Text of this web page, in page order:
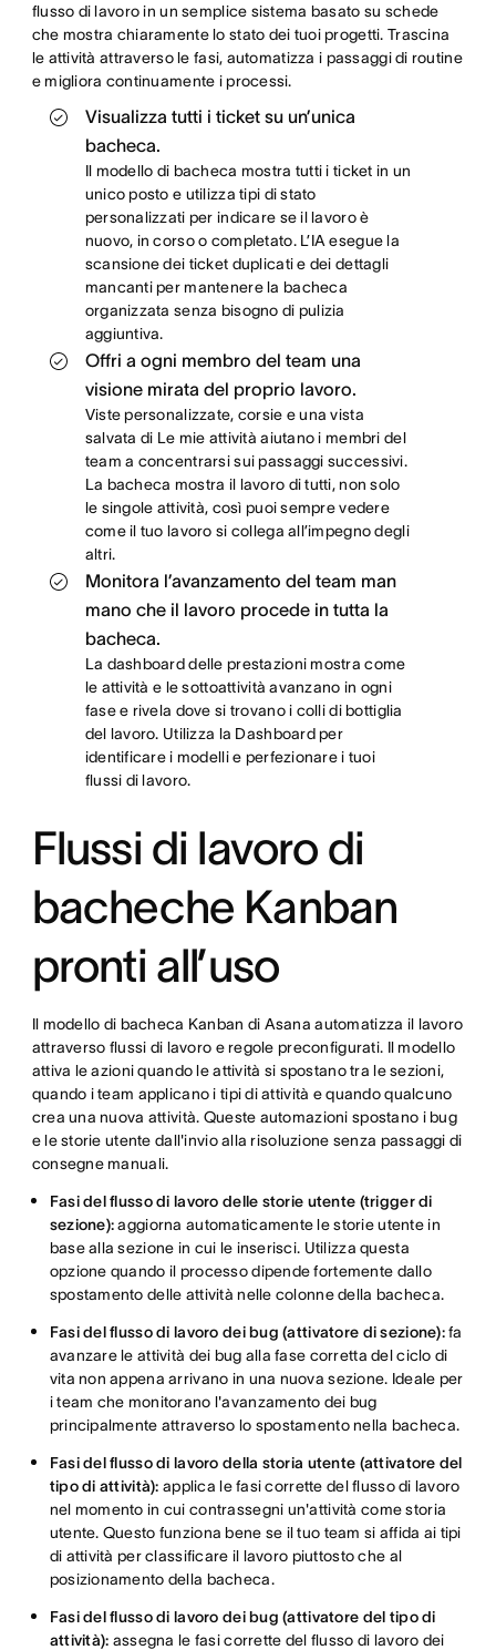
flusso di lavoro in un semplice sistema basato su schede
che mostra chiaramente lo stato dei tuoi progetti. Trascina
le attività attraverso le fasi, automatizza i passaggi di routine
e migliora continuamente i processi.
Visualizza tutti i ticket su un’unica
bacheca.
Il modello di bacheca mostra tutti i ticket in un
unico posto e utilizza tipi di stato
personalizzati per indicare se il lavoro è
nuovo, in corso o completato. L’IA esegue la
scansione dei ticket duplicati e dei dettagli
mancanti per mantenere la bacheca
organizzata senza bisogno di pulizia
aggiuntiva.
Offri a ogni membro del team una
visione mirata del proprio lavoro.
Viste personalizzate, corsie e una vista
salvata di Le mie attività aiutano i membri del
team a concentrarsi sui passaggi successivi.
La bacheca mostra il lavoro di tutti, non solo
le singole attività, così puoi sempre vedere
come il tuo lavoro si collega all’impegno degli
altri.
Monitora l’avanzamento del team man
mano che il lavoro procede in tutta la
bacheca.
La dashboard delle prestazioni mostra come
le attività e le sottoattività avanzano in ogni
fase e rivela dove si trovano i colli di bottiglia
del lavoro. Utilizza la Dashboard per
identificare i modelli e perfezionare i tuoi
flussi di lavoro.
Flussi di lavoro di
bacheche Kanban
pronti all’uso
Il modello di bacheca Kanban di Asana automatizza il lavoro
attraverso flussi di lavoro e regole preconfigurati. Il modello
attiva le azioni quando le attività si spostano tra le sezioni,
quando i team applicano i tipi di attività e quando qualcuno
crea una nuova attività. Queste automazioni spostano i bug
e le storie utente dall'invio alla risoluzione senza passaggi di
consegne manuali.
Fasi del flusso di lavoro delle storie utente (trigger di
sezione):aggiorna automaticamente le storie utente in
base alla sezione in cui le inserisci. Utilizza questa
opzione quando il processo dipende fortemente dallo
spostamento delle attività nelle colonne della bacheca.
Fasi del flusso di lavoro dei bug (attivatore di sezione):fa
avanzare le attività dei bug alla fase corretta del ciclo di
vita non appena arrivano in una nuova sezione. Ideale per
i team che monitorano l'avanzamento dei bug
principalmente attraverso lo spostamento nella bacheca.
Fasi del flusso di lavoro della storia utente (attivatore del
tipo di attività): applica le fasi corrette del flusso di lavoro
nel momento in cui contrassegni un'attività come storia
utente. Questo funziona bene se il tuo team si affida ai tipi
di attività per classificare il lavoro piuttosto che al
posizionamento della bacheca.
Fasi del flusso di lavoro dei bug (attivatore del tipo di
attività): assegna le fasi corrette del flusso di lavoro dei